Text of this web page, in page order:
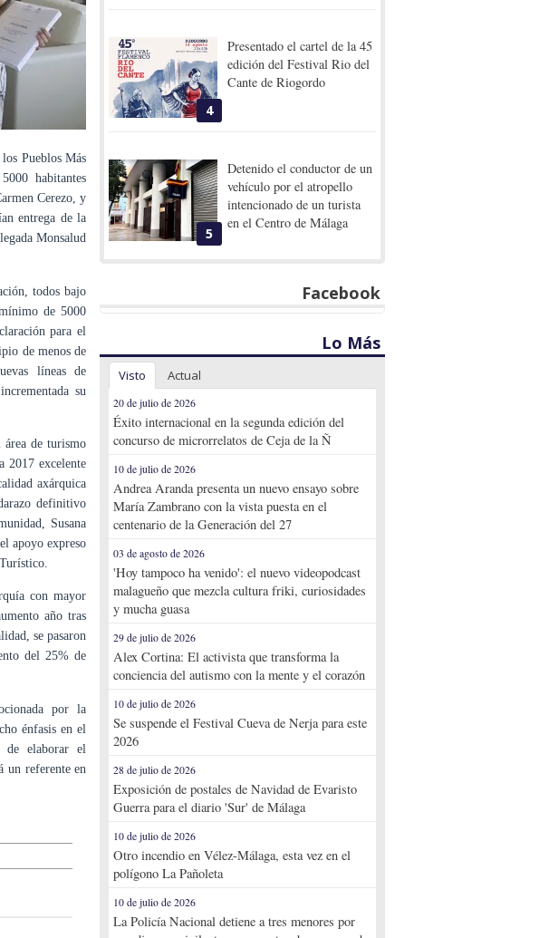
Pueblos Más
habitantes
Cerezo, y
entrega de la
Monsalud
todos bajo
de 5000
para el
de menos de
líneas de
su
de turismo
2017 excelente
axárquica
definitivo
Susana
apoyo expreso
con mayor
año tras
se pasaron
del 25% de
por la
énfasis en el
de elaborar el
un referente en
4
Presentado el cartel de la 45
edición del Festival Rio del
Cante de Riogordo
5
Detenido el conductor de un
vehículo por el atropello
intencionado de un turista
en el Centro de Málaga
Facebook
Lo Más
Visto Actual
20 de julio de 2026
Éxito internacional en la segunda edición del
concurso de microrrelatos de Ceja de la Ñ
10 de julio de 2026
Andrea Aranda presenta un nuevo ensayo sobre
María Zambrano con la vista puesta en el
centenario de la Generación del 27
03 de agosto de 2026
'Hoy tampoco ha venido': el nuevo videopodcast
malagueño que mezcla cultura friki, curiosidades
y mucha guasa
29 de julio de 2026
Alex Cortina: El activista que transforma la
conciencia del autismo con la mente y el corazón
10 de julio de 2026
Se suspende el Festival Cueva de Nerja para este
2026
28 de julio de 2026
Exposición de postales de Navidad de Evaristo
Guerra para el diario 'Sur' de Málaga
10 de julio de 2026
Otro incendio en Vélez-Málaga, esta vez en el
polígono La Pañoleta
10 de julio de 2026
La Policía Nacional detiene a tres menores por